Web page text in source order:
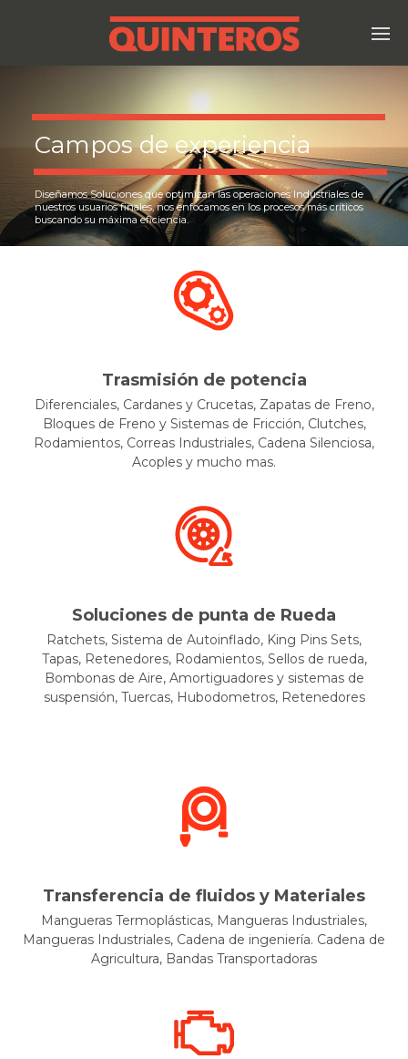
Campos de experiencia
Diseñamos Soluciones que optimizan las operaciones Industriales de
nuestros usuarios finales, nos enfocamos en los procesos más críticos
buscando su máxima eficiencia.
Trasmisión de potencia
Diferenciales, Cardanes y Crucetas, Zapatas de Freno,
Bloques de Freno y Sistemas de Fricción, Clutches,
Rodamientos, Correas Industriales, Cadena Silenciosa,
Acoples y mucho mas.
Soluciones de punta de Rueda
Ratchets, Sistema de Autoinflado, King Pins Sets,
Tapas, Retenedores, Rodamientos, Sellos de rueda,
Bombonas de Aire, Amortiguadores y sistemas de
suspensión, Tuercas, Hubodometros, Retenedores
Transferencia de fluidos y Materiales
Mangueras Termoplásticas, Mangueras Industriales,
Mangueras Industriales, Cadena de ingeniería. Cadena de
Agricultura, Bandas Transportadoras